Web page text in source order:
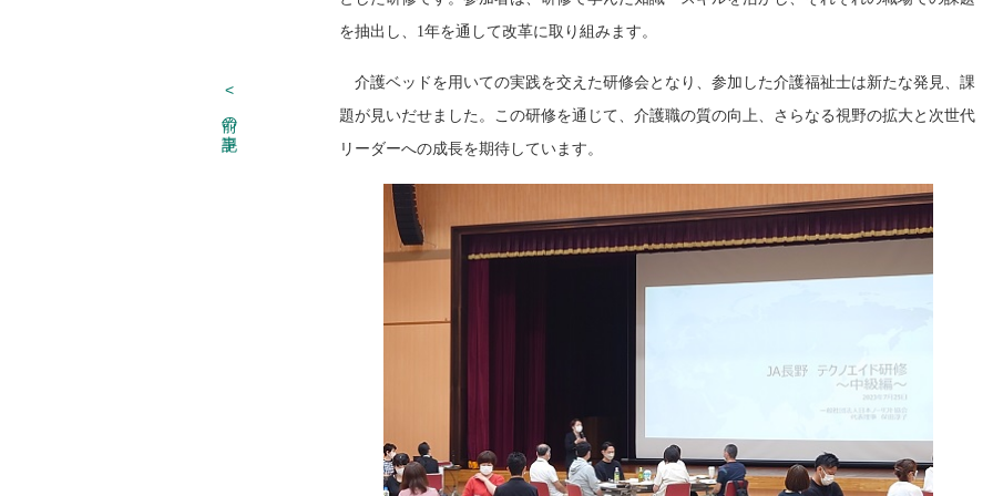
を抽出し、1年を通して改革に取り組みます。
介護ベッドを用いての実践を交えた研修会となり、参加した介護福祉士は新たな発見、課
題が見いだせました。この研修を通じて、介護職の質の向上、さらなる視野の拡大と次世代
リーダーへの成長を期待しています。
<
前の記事